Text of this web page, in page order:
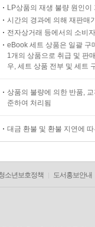
LP상품의 재생 불량 원인
시간의 경과에 의해 재판매
전자상거래 등에서의 소비
eBook 세트 상품은 일괄 구
1개의 상품으로 취급 및 판
우, 세트 상품 전부 및 세트
상품의 불량에 의한 반품,
준하여 처리됨
대금 환불 및 환불 지연에
소년보호정책 도서홍보안내